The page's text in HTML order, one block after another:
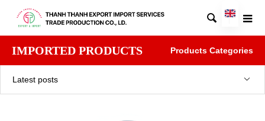

IMPORTED PRODUCTS Products Categories
Latest posts